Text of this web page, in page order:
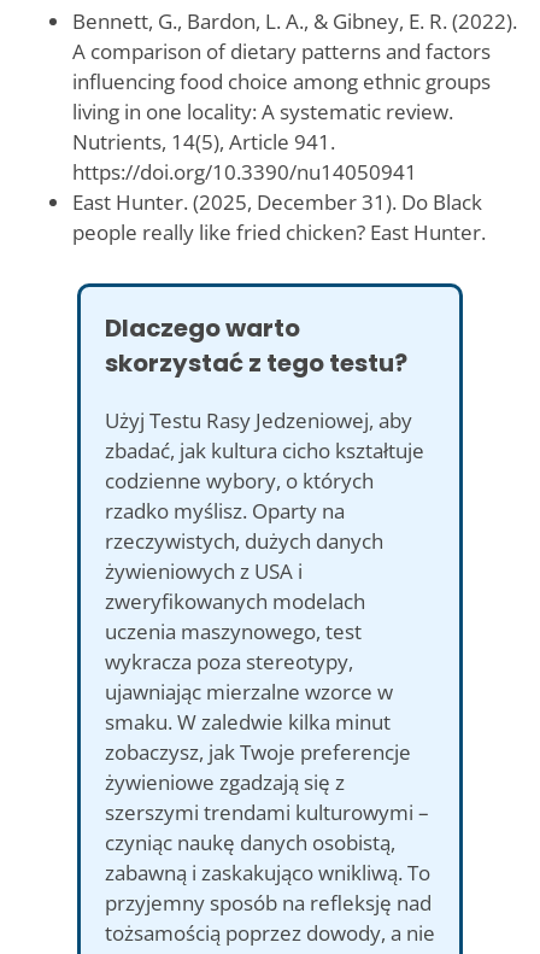
Bennett, G., Bardon, L. A., & Gibney, E. R. (2022).
A comparison of dietary patterns and factors
influencing food choice among ethnic groups
living in one locality: A systematic review.
Nutrients, 14(5), Article 941.
https://doi.org/10.3390/nu14050941
East Hunter. (2025, December 31). Do Black
people really like fried chicken? East Hunter.
Dlaczego warto
skorzystać z tego testu?
Użyj Testu Rasy Jedzeniowej, aby
zbadać, jak kultura cicho kształtuje
codzienne wybory, o których
rzadko myślisz. Oparty na
rzeczywistych, dużych danych
żywieniowych z USA i
zweryfikowanych modelach
uczenia maszynowego, test
wykracza poza stereotypy,
ujawniając mierzalne wzorce w
smaku. W zaledwie kilka minut
zobaczysz, jak Twoje preferencje
żywieniowe zgadzają się z
szerszymi trendami kulturowymi –
czyniąc naukę danych osobistą,
zabawną i zaskakująco wnikliwą. To
przyjemny sposób na refleksję nad
tożsamością poprzez dowody, a nie